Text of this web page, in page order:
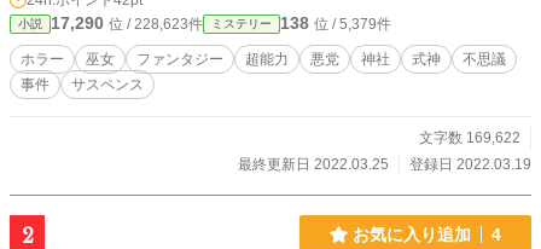
小説 17,290 位 / 228,623件 ミステリー 138 位 / 5,379件
ホラー 巫女 ファンタジー 超能力 悪党 神社 式神
不思議
事件
サスペンス
文字数 169,622
最終更新日 2022.03.25
登録日 2022.03.19
2 お気に入り追加 4